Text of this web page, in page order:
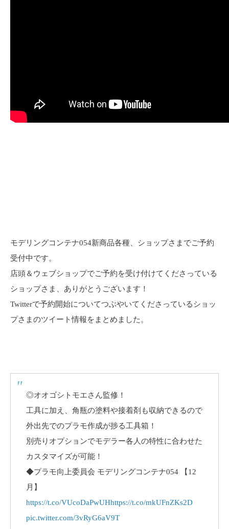
モデリングコンテナ054新商品各種、ショップさまでご予約
受付中です。
店頭＆ウェブショップでご予約を受け付けてくださっている
ショップさま、ありがとうございます！
Twitterで予約開始についてつぶやいてくださっているショッ
プさまのツイート情報をまとめました。
◎オオゴシトモエさん監修！
工具に加え、角瓶の塗料や接着剤も収納できるので
外出先でのプラモ作成が捗る工具箱！
別売りオプションでモデラー各人の特性に合わせた
カスタマイズが可能！
◆プラモ向上委員会 モデリングコンテナ054 【12
月】
https://t.co/VUcoDaPwUHhttps://t.co/mkUFnZKs2D
pic.twitter.com/3vRyG6aV9T